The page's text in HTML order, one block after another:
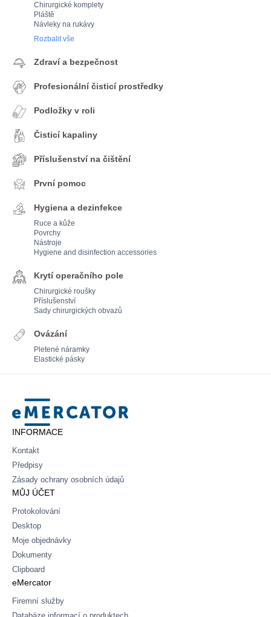
Chirurgické komplety
Pláště
Návleky na rukávy
Rozbalit vše
Zdraví a bezpečnost
Profesionální čisticí prostředky
Podložky v roli
Čisticí kapaliny
Příslušenství na čištění
První pomoc
Hygiena a dezinfekce
Ruce a kůže
Povrchy
Nástroje
Hygiene and disinfection accessories
Krytí operačního pole
Chirurgické roušky
Příslušenství
Sady chirurgických obvazů
Ovázání
Pletené náramky
Elastické pásky
Mercator
INFORMACE
Kontakt
Předpisy
Zásady ochrany osobních údajů
MŮJ ÚČET
Protokolování
Desktop
Moje objednávky
Dokumenty
Clipboard
eMercator
Firemní služby